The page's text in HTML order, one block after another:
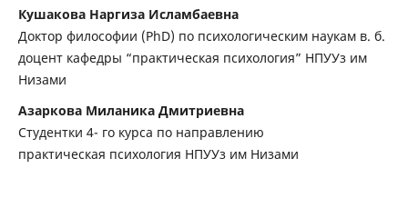
Кушакова Наргиза Исламбаевна
Доктор философии (PhD) по психологическим наукам в. б.
доцент кафедры “практическая психология” НПУУз им
Низами
Азаркова Миланика Дмитриевна
Студентки 4- го курса по направлению
практическая психология НПУУз им Низами